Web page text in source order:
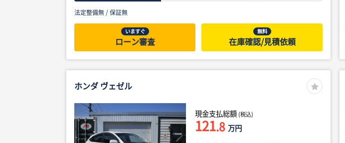
法定整備無 /保証無
いますぐ
ローン審査
無料
在庫確認/見積依頼
ホンダ ヴェゼル
現金支払総額 (税込)
121.8 万円